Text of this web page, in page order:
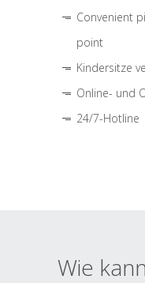
Convenient
point
Kindersitze
Online- und
24/7-Hotline
Wie